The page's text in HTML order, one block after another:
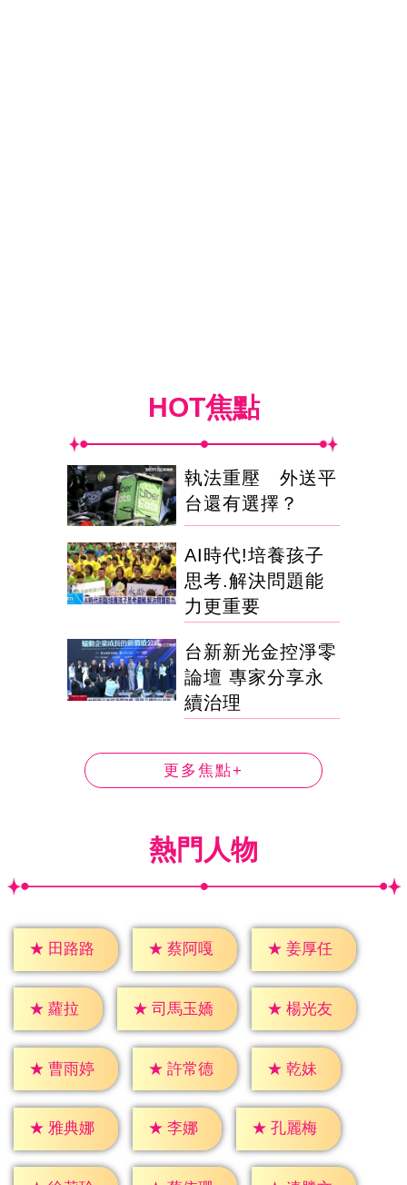
HOT焦點
執法重壓 外送平
台還有選擇？
AI時代!培養孩子
思考.解決問題能
力更重要
台新新光金控淨零
論壇 專家分享永
續治理
更多焦點+
熱門人物
★ 田路路 ★ 蔡阿嘎 ★ 姜厚任
★ 蘿拉 ★ 司馬玉嬌 ★ 楊光友
★ 曹雨婷 ★ 許常德 ★ 乾妹
★ 雅典娜 ★ 李娜 ★ 孔麗梅